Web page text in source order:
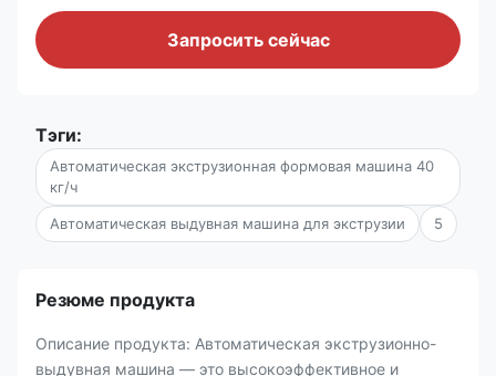
Запросить сейчас
Тэги:
Автоматическая экструзионная формовая машина 40
кг/ч
Автоматическая выдувная машина для экструзии 5
Резюме продукта
Описание продукта: Автоматическая экструзионно-
выдувная машина — это высокоэффективное и